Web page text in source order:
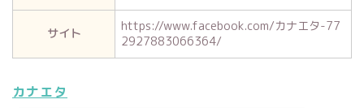
サイト
https://www.facebook.com/カナエタ-77
2927883066364/
カナエタ